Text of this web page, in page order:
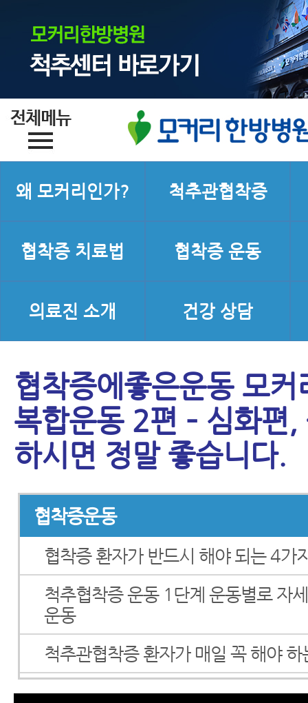
왜 모커리인가? 척추관협착증
협착증 치료법 협착증 운동
의료진 소개 건강 상담
협착증에좋은운동 모커
복합운동 2편 – 심화편,
하시면 정말 좋습니다.
협착증운동
협착증 환자가 반드시 해야 되는 4가
척추협착증 운동 1단계 운동별로 자
운동
척추관협착증 환자가 매일 꼭 해야
서울 한방척추전문병원에서 알려드